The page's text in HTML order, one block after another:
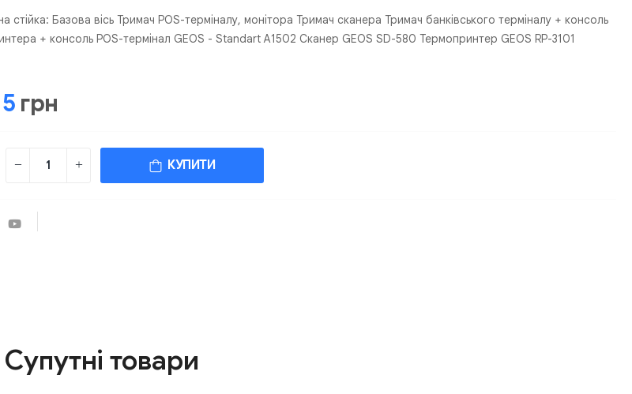
стійка: Базова вісь Тримач POS-терміналу, монітора Тримач сканера Тримач банківського терміналу + консоль
+ консоль POS-термінал GEOS - Standart A1502 Сканер GEOS SD-580 Термопринтер GEOS RP-3101
5 грн
КУПИТИ
Супутні товари